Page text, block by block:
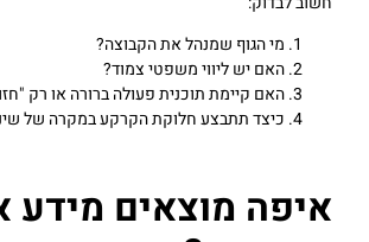
מי הגוף שמנהל את הקבוצה?
האם יש ליווי משפטי צמוד?
האם קיימת תוכנית פעולה ברורה או רק
כיצד תתבצע חלוקת הקרקע במקרה של
איפה מוצאים מידע